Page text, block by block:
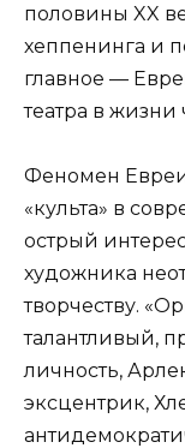
половины XX
хеппенинга и
главное —
театра в жизни
Феномен
«культа» в
острый
художника
творчеству.
талантливый,
личность,
эксцентрик,